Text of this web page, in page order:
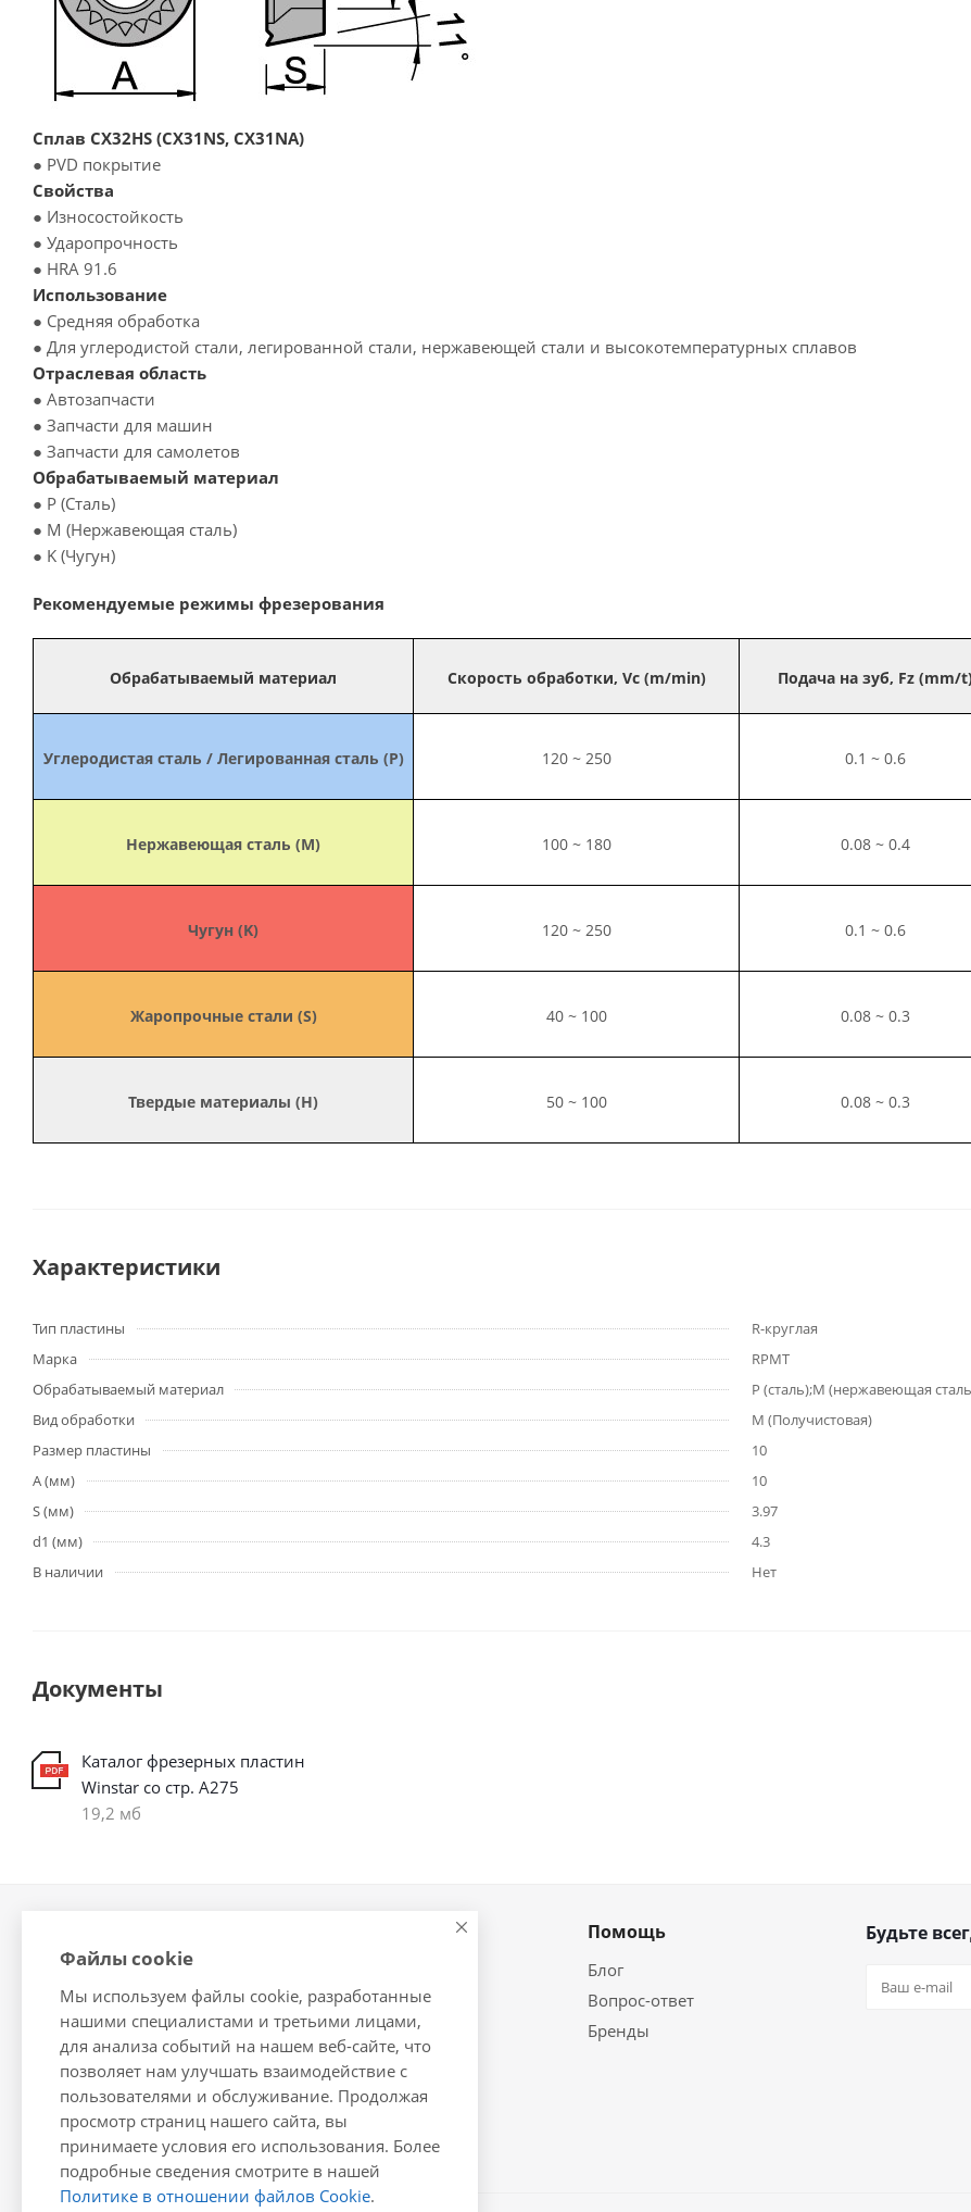
Сплав CX32HS (CX31NS, CX31NA)
● PVD покрытие
Свойства
● Износостойкость
● Ударопрочность
● HRA 91.6
Использование
● Средняя обработка
● Для углеродистой стали, легированной стали, нержавеющей стали и высокотемпературных сплавов
Отраслевая область
● Автозапчасти
● Запчасти для машин
● Запчасти для самолетов
Обрабатываемый материал
● P (Сталь)
● M (Нержавеющая сталь)
● K (Чугун)
Рекомендуемые режимы фрезерования
Обрабатываемый материал Скорость обработки, Vc (m/min) Подача на зуб, Fz (mm/
Углеродистая сталь / Легированная сталь (P) 120 ~ 250 0.1 ~ 0.6
Нержавеющая сталь (M) 100 ~ 180 0.08 ~ 0.4
Чугун (K) 120 ~ 250 0.1 ~ 0.6
Жаропрочные стали (S) 40 ~ 100 0.08 ~ 0.3
Твердые материалы (H) 50 ~ 100 0.08 ~ 0.3
Характеристики
Тип пластины
R-круглая
Марка
RPMT
Обрабатываемый материал
P (сталь);M (нержавеющая
Вид обработки
M (Получистовая)
Размер пластины
10
A (мм)
10
S (мм)
3.97
d1 (мм)
4.3
В наличии
Нет
Документы
Каталог фрезерных пластин
Winstar со стр. А275
19,2 мб
О компании
Новости
Сотрудники
Вакансии
Магазины
Политика
Условия оплаты
Условия доставки
Гарантия на товар
Подборки товаров
Помощь
Блог
Вопрос-ответ
Бренды
Будьте
Файлы cookie
Мы используем файлы cookie, разработанные
нашими специалистами и третьими лицами,
для анализа событий на нашем веб-сайте, что
позволяет нам улучшать взаимодействие с
пользователями и обслуживание. Продолжая
просмотр страниц нашего сайта, вы
принимаете условия его использования. Более
подробные сведения смотрите в нашей
Политике в отношении файлов Cookie.